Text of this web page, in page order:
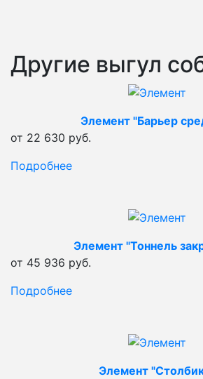
Другие выгул
Элемент "Барьер
от 22 630 руб.
Подробнее
Элемент "Тоннель
от 45 936 руб.
Подробнее
Элемент